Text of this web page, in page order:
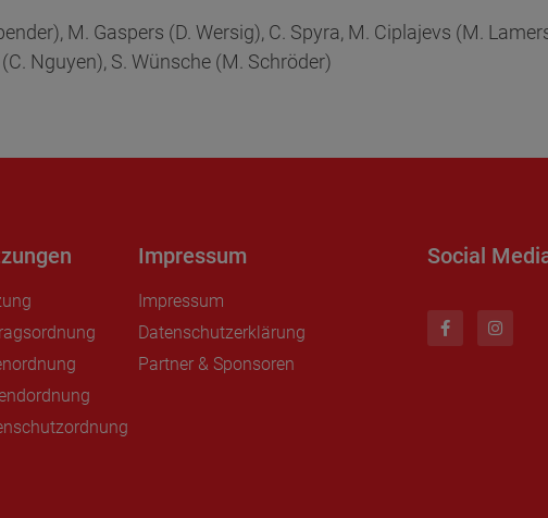
M. Gaspers (D. Wersig), C. Spyra, M. Ciplajevs (M.
Nguyen), S. Wünsche (M. Schröder)
Impressum
Impressum
Datenschutzerklärung
Partner & Sponsoren
Social